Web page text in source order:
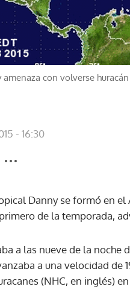
con volverse
- 16:30
Danny se formó en
de la temporada,
a las nueve de la noche
a una velocidad
(NHC, en inglés)